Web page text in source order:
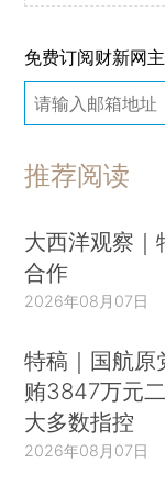
免费订阅财新网
推荐阅读
大西洋观察｜
合作
2026年08月07日
特稿｜国航原
贿3847万元
大多数指控
2026年08月07日